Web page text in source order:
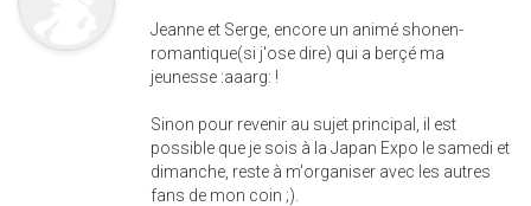
Jeanne et Serge, encore un animé shonen-
romantique(si j'ose dire) qui a berçé ma
jeunesse :aaarg: !
Sinon pour revenir au sujet principal, il est
possible que je sois à la Japan Expo le samedi et
dimanche, reste à m'organiser avec les autres
fans de mon coin ;).